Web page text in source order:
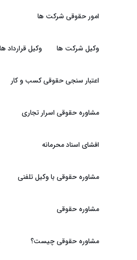
امور حقوقی شرکت ها
وکیل شرکت ها وکیل قرارداد
اعتبار سنجی حقوقی کسب و کار
مشاوره حقوقی اسرار تجاری
افشای اسناد محرمانه
مشاوره حقوقی با وکیل تلفنی
مشاوره حقوقی
مشاوره حقوقی چیست؟